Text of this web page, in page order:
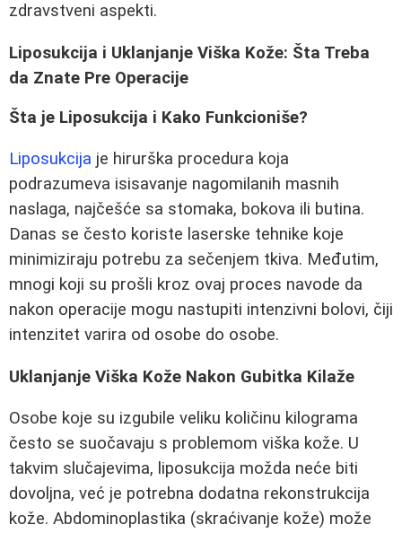
zdravstveni aspekti.
Liposukcija i Uklanjanje Viška Kože: Šta Treba
da Znate Pre Operacije
Šta je Liposukcija i Kako Funkcioniše?
Liposukcija je hirurška procedura koja
podrazumeva isisavanje nagomilanih masnih
naslaga, najčešće sa stomaka, bokova ili butina.
Danas se često koriste laserske tehnike koje
minimiziraju potrebu za sečenjem tkiva. Međutim,
mnogi koji su prošli kroz ovaj proces navode da
nakon operacije mogu nastupiti intenzivni bolovi, čiji
intenzitet varira od osobe do osobe.
Uklanjanje Viška Kože Nakon Gubitka Kilaže
Osobe koje su izgubile veliku količinu kilograma
često se suočavaju s problemom viška kože. U
takvim slučajevima, liposukcija možda neće biti
dovoljna, već je potrebna dodatna rekonstrukcija
kože. Abdominoplastika (skraćivanje kože) može